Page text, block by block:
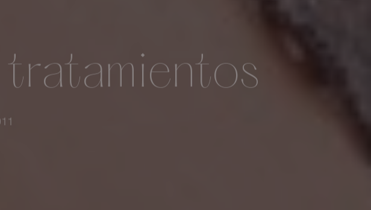
tratamientos